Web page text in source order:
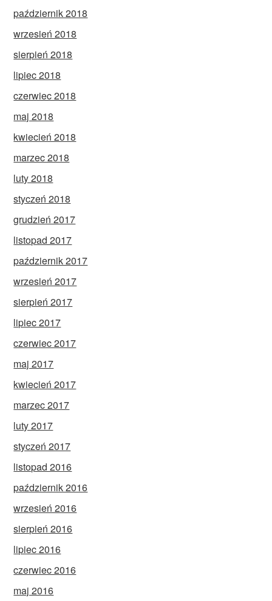
październik 2018
wrzesień 2018
sierpień 2018
lipiec 2018
czerwiec 2018
maj 2018
kwiecień 2018
marzec 2018
luty 2018
styczeń 2018
grudzień 2017
listopad 2017
październik 2017
wrzesień 2017
sierpień 2017
lipiec 2017
czerwiec 2017
maj 2017
kwiecień 2017
marzec 2017
luty 2017
styczeń 2017
listopad 2016
październik 2016
wrzesień 2016
sierpień 2016
lipiec 2016
czerwiec 2016
maj 2016